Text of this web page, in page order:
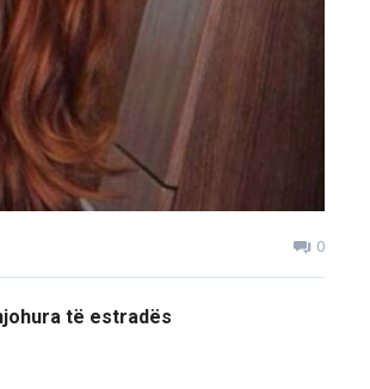
0
të estradës